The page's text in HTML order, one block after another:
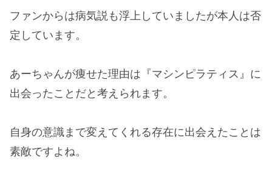
ファンからは病気説も浮上していましたが本人は否
定しています。
あーちゃんが痩せた理由は『マシンピラティス』に
出会ったことだと考えられます。
自身の意識まで変えてくれる存在に出会えたことは
素敵ですよね。